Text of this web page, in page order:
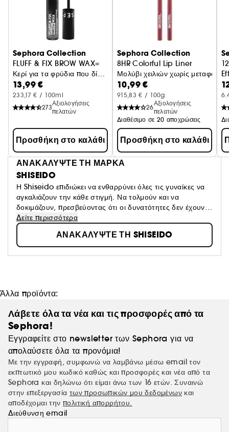
Sephora Collection
FLUFF & FIX BROW WAX=
Κερί για τα φρύδια που δίνει
υφή και στερεώνει
13,99 €
233,17 € / 100ml
273
Αξιολογήσεις
πελατών
Προσθήκη στο καλάθι
Sephora Collection
8HR Colorful Lip Liner
Μολύβι χειλιών χωρίς μεταφορά
10,99 €
915,83 € / 100g
26
Αξιολογήσεις
πελατών
Διαθέσιμο σε 20 αποχρώσεις
Προσθήκη στο καλάθι
ΑΝΑΚΑΛΥΨΤΕ ΤΗ ΜΑΡΚΑ
SHISEIDO
Η Shiseido επιδιώκει να ενθαρρύνει όλες τις γυναίκες να
αγκαλιάζουν την κάθε στιγμή. Να τολμούν και να
δοκιμάζουν, πρεσβεύοντας ότι οι δυνατότητες δεν έχουν
όρια.
Δείτε περισσότερα
ΑΝΑΚΑΛΥΨΤΕ ΤΗ SHISEIDO
Άλλα προϊόντα:
Λάβετε όλα τα νέα και τις προσφορές από τα
Sephora!
Εγγραφείτε στο newsletter των Sephora για να
απολαύσετε όλα τα προνόμια!
Με την εγγραφή, συμφωνώ να λαμβάνω μέσω email τον
εκπτωτικό μου κωδικό καθώς και προσφορές και νέα από τα
Sephora και δηλώνω ότι είμαι άνω των 16 ετών. Συναινώ
στην επεξεργασία των προσωπικών μου δεδομένων και
αποδέχομαι την πολιτική απορρήτου.
Διεύθυνση email